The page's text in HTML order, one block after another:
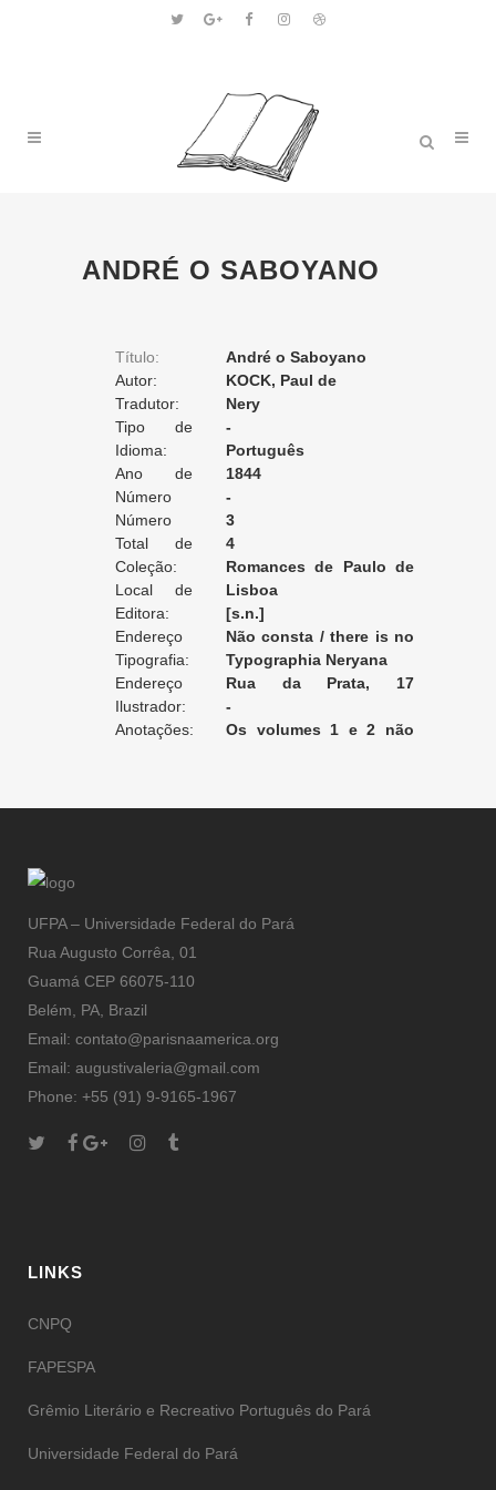
ANDRÉ O SABOYANO
Título:
André o Saboyano
Autor:
KOCK, Paul de
Tradutor:
Nery
Tipo de
Tradução:
-
Idioma:
Português
Ano de
Edição:
1844
Número
da Edição:
-
Número
do Volume:
3
Total de
Volumes:
4
Coleção:
Romances de Paulo de
Kock
Local de
Edição:
Lisboa
Editora:
[s.n.]
Endereço
da Editora:
Não consta / there is no
record / non enregistré
Tipografia:
Typographia Neryana
Endereço
da Tipografia:
Rua da Prata, 17
[Lisboa]
Ilustrador:
-
Anotações:
Os volumes 1 e 2 não
UFPA – Universidade Federal do Pará
Rua Augusto Corrêa, 01
Guamá CEP 66075-110
Belém, PA, Brazil
Email: contato@parisnaamerica.org
Email: augustivaleria@gmail.com
Phone: +55 (91) 9-9165-1967
LINKS
CNPQ
FAPESPA
Grêmio Literário e Recreativo Português do Pará
Universidade Federal do Pará